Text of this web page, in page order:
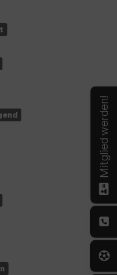
Mitglied werden!